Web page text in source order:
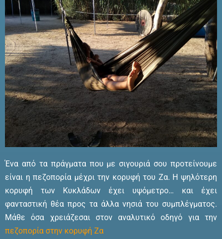
Ένα από τα πράγματα που με σιγουριά σου προτείνουμε
είναι η πεζοπορία μέχρι την κορυφή του Ζα. Η ψηλότερη
κορυφή των Κυκλάδων έχει υψόμετρο… και έχει
φανταστική θέα προς τα άλλα νησιά του συμπλέγματος.
Μάθε όσα χρειάζεσαι στον αναλυτικό οδηγό για την
πεζοπορία στην κορυφή Ζα